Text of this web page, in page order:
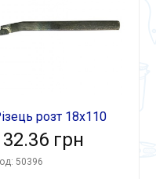
розт 18х110
гл
грн
50396